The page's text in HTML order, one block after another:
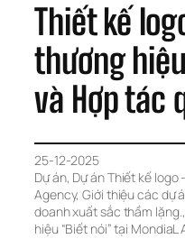
Thiết kế
thương
và Hợp tác
25-12-2025
Dự án, Dự án Thiết kế logo
Agency, Giới thiệu các dự
doanh xuất sắc thầm lặng.
hiệu “Biết nói” tại MondiaL